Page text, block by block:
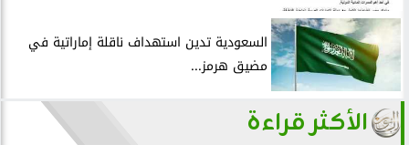
السعودية تدين استهداف ناقلة إماراتية في
مضيق هرمز...
الأكثر قراءة